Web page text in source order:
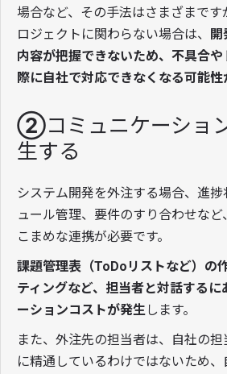
場合など、その手法はさまざまで
ロジェクトに関わらない場合は、
内容が把握できないため、不具合
際に自社で対応できなくなる可能性
②コミュニケーショ
生する
システム開発を外注する場合、進
ュール管理、要件のすり合わせなど
こまめな連携が必要です。
課題管理表（ToDoリストなど）の
ティングなど、担当者と対話するに
ーションコストが発生 します。
また、外注先の担当者は、自社の
に精通しているわけではないため